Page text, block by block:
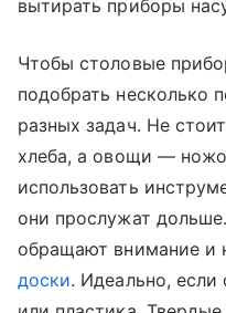
вытирать приборы
Чтобы столовые
подобрать несколько
разных задач. Не
хлеба, а овощи —
использовать
они прослужат
обращают внимание и
доски. Идеально, если